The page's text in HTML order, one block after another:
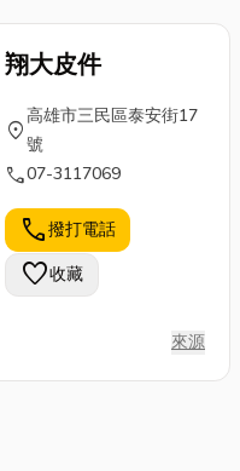
翔大皮件
location_on
高雄市三民區泰安街17
號
call07-3117069
call撥打電話
favorite收藏
來源